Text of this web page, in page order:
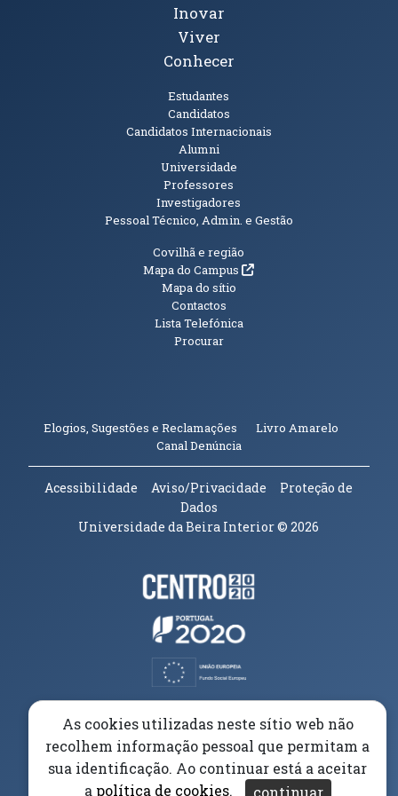
Inovar
Viver
Conhecer
Estudantes
Candidatos
Candidatos Internacionais
Alumni
Universidade
Professores
Investigadores
Pessoal Técnico, Admin. e Gestão
Informações Adicionais
Covilhã e região
Mapa do Campus(abre em nova janela)
Mapa do sítio
Contactos
Lista Telefónica
Procurar
Elogios, Sugestões e Reclamações Livro Amarelo
Canal Denúncia(abre em nova janela)
Acessibilidade Aviso/Privacidade
Proteção de
Dados
Universidade da Beira Interior© 2026
Parceiros e Financiadores
(abre em nova janela)
(abre em nova janela)
As cookies utilizadas neste sítio web não
recolhem informação pessoal que permitam a
sua identificação. Ao continuar está a aceitar
a política de cookies.